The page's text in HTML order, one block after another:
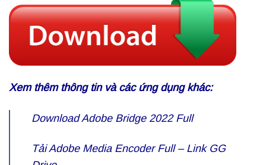
Xem thêm thông tin và các ứng dụng khác:
Download Adobe Bridge 2022 Full
Tải Adobe Media EncoderFull – Link GG